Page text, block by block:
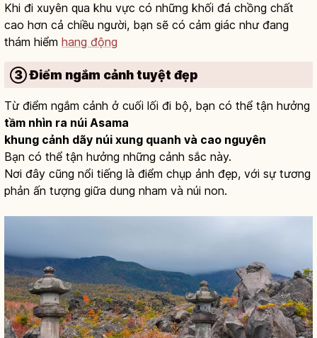
Khi đi xuyên qua khu vực có những khối đá chồng chất
cao hơn cả chiều người, bạn sẽ có cảm giác như đang
thám hiểm hang động
③ Điểm ngắm cảnh tuyệt đẹp
Từ điểm ngắm cảnh ở cuối lối đi bộ, bạn có thể tận hưởng
tầm nhìn ra núi Asama
khung cảnh dãy núi xung quanh và cao nguyên
Bạn có thể tận hưởng những cảnh sắc này.
Nơi đây cũng nổi tiếng là điểm chụp ảnh đẹp, với sự tương
phản ấn tượng giữa dung nham và núi non.